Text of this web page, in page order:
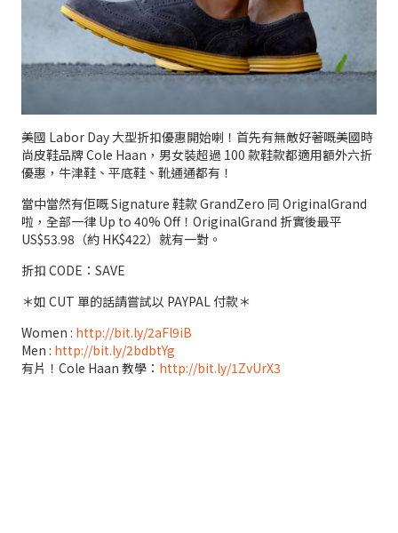
美國 Labor Day 大型折扣優惠開始喇！首先有無敵好著嘅美國時
尚皮鞋品牌 Cole Haan，男女裝超過 100 款鞋款都適用額外六折
優惠，牛津鞋、平底鞋、靴通通都有！
當中當然有佢嘅 Signature 鞋款 GrandZero 同 OriginalGrand
啦，全部一律 Up to 40% Off！OriginalGrand 折實後最平
US$53.98（約 HK$422）就有一對。
折扣 CODE：SAVE
＊如 CUT 單的話請嘗試以 PAYPAL 付款＊
Women : http://bit.ly/2aFl9iB
Men : http://bit.ly/2bdbtYg
有片！Cole Haan 教學： http://bit.ly/1ZvUrX3